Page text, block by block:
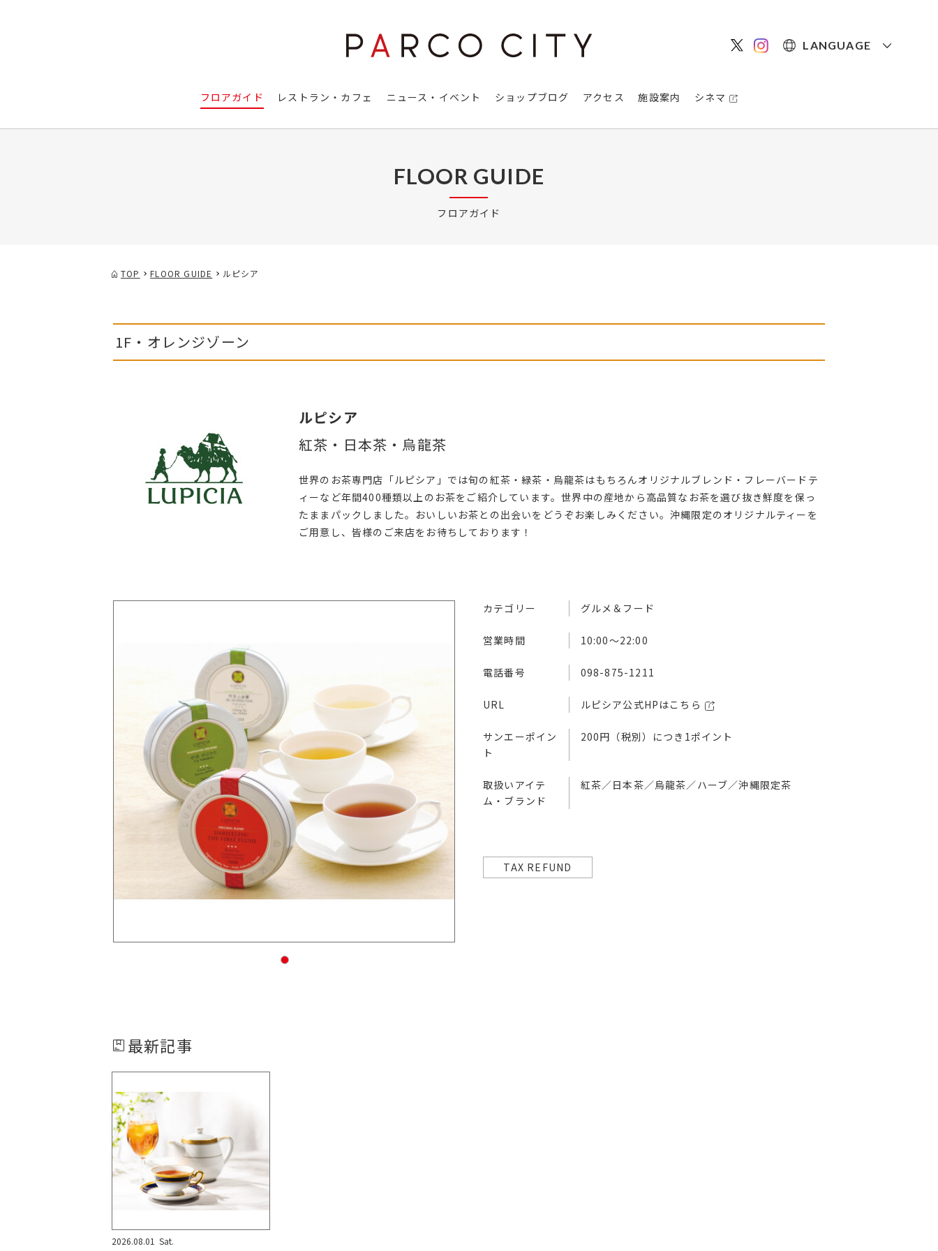
LANGUAGE
フロアガイド レストラン・カフェ ニュース・イベント ショップブログ アクセス 施設案内 シネマ
FLOOR GUIDE
フロアガイド
TOP FLOOR GUIDE ルピシア
1F・オレンジゾーン
ルピシア
紅茶・日本茶・烏龍茶
世界のお茶専門店「ルピシア」では旬の紅茶・緑茶・烏龍茶はもちろんオリジナルブレンド・フレーバードテ
ィーなど年間400種類以上のお茶をご紹介しています。世界中の産地から高品質なお茶を選び抜き鮮度を保っ
たままパックしました。おいしいお茶との出会いをどうぞお楽しみください。沖縄限定のオリジナルティーを
ご用意し、皆様のご来店をお待ちしております！
カテゴリー グルメ＆フード
営業時間 10:00～22:00
電話番号 098-875-1211
URL ルピシア公式HPはこちら
サンエーポイン
ト
200円（税別）につき1ポイント
取扱いアイテ
ム・ブランド
紅茶／日本茶／烏龍茶／ハーブ／沖縄限定茶
TAX REFUND
最新記事
2026.08.01 Sat.